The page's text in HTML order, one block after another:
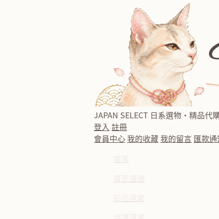
JAPAN SELECT 日系選物・精品代
登入 註冊
會員中心我的收藏我的留言 匯款
首頁
東京連線
新品現貨
特價現貨